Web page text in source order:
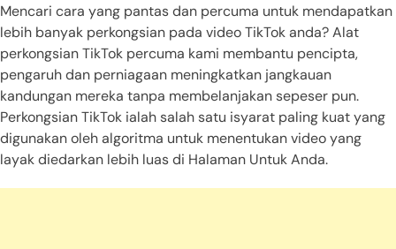
Mencari cara yang pantas dan percuma untuk mendapatkan
lebih banyak perkongsian pada video TikTok anda? Alat
perkongsian TikTok percuma kami membantu pencipta,
pengaruh dan perniagaan meningkatkan jangkauan
kandungan mereka tanpa membelanjakan sepeser pun.
Perkongsian TikTok ialah salah satu isyarat paling kuat yang
digunakan oleh algoritma untuk menentukan video yang
layak diedarkan lebih luas di Halaman Untuk Anda.